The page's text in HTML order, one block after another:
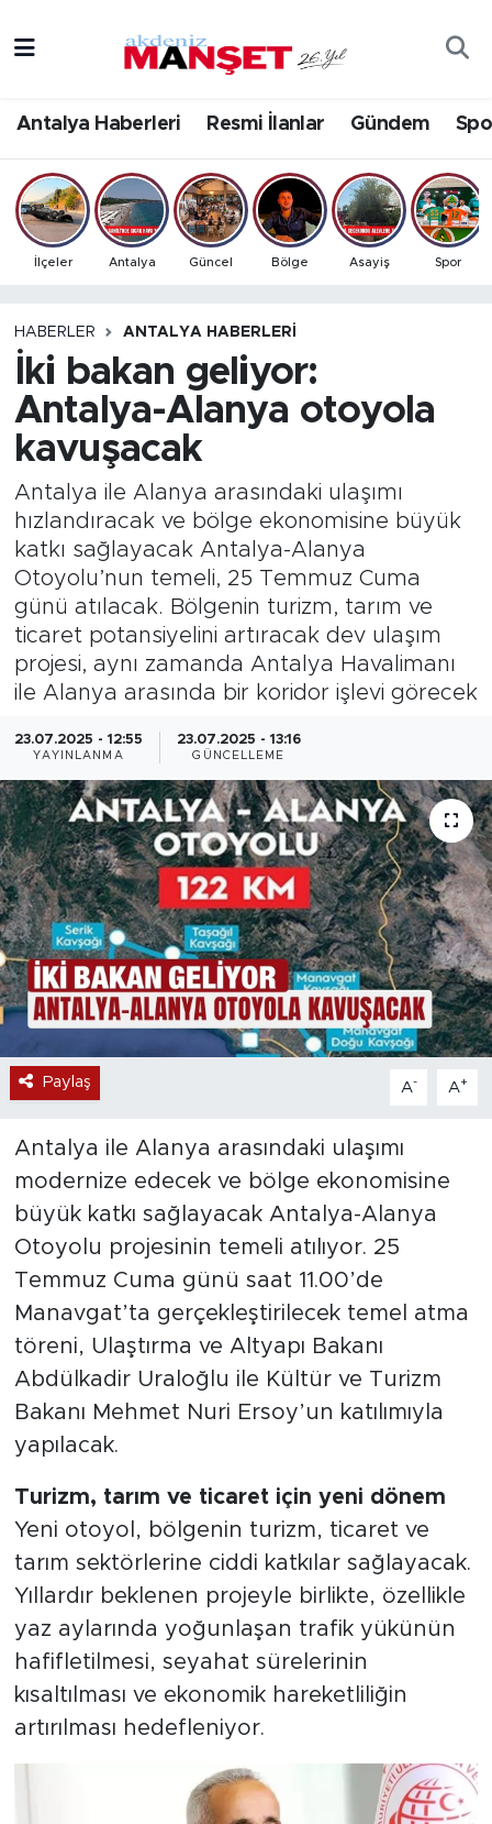
Antalya Haberleri Resmi İlanlar Gündem
İlçeler Antalya Güncel Bölge Asayiş Spor
HABERLER ANTALYA HABERLERI
İki bakan geliyor:
Antalya-Alanya otoyola
kavuşacak
Antalya ile Alanya arasındaki ulaşımı
hızlandıracak ve bölge ekonomisine büyük
katkı sağlayacak Antalya-Alanya
Otoyolu’nun temeli, 25 Temmuz Cuma
günü atılacak. Bölgenin turizm, tarım ve
ticaret potansiyelini artıracak dev ulaşım
projesi, aynı zamanda Antalya Havalimanı
ile Alanya arasında bir koridor işlevi görecek
23.07.2025 - 12:55
YAYINLANMA
23.07.2025 - 13:16
GÜNCELLEME
Paylaş A- A+
Antalya ile Alanya arasındaki ulaşımı
modernize edecek ve bölge ekonomisine
büyük katkı sağlayacak Antalya-Alanya
Otoyolu projesinin temeli atılıyor. 25
Temmuz Cuma günü saat 11.00’de
Manavgat’ta gerçekleştirilecek temel atma
töreni, Ulaştırma ve Altyapı Bakanı
Abdülkadir Uraloğlu ile Kültür ve Turizm
Bakanı Mehmet Nuri Ersoy’un katılımıyla
yapılacak.
Turizm, tarım ve ticaret için yeni dönem
Yeni otoyol, bölgenin turizm, ticaret ve
tarım sektörlerine ciddi katkılar sağlayacak.
Yıllardır beklenen projeyle birlikte, özellikle
yaz aylarında yoğunlaşan trafik yükünün
hafifletilmesi, seyahat sürelerinin
kısaltılması ve ekonomik hareketliliğin
artırılması hedefleniyor.
Bilim & Teknoloji
Eğitim
Ekonomi
Gündem
İlçeler
Magazin
Özel Haber
Politika
Resmi İlanlar
Sağlık
Spor
Turizm
Antalya Hava Durumu
Antalya Namaz Vakitleri
Antalya Trafik Yoğunluk Haritası
Tüm Manşetler
Son Dakika Haberleri